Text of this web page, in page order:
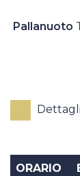
Pallanuoto
ORARIO